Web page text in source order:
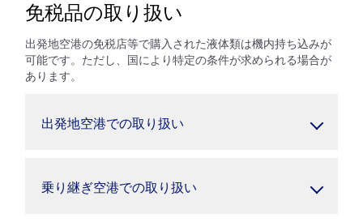
免税品の取り扱い
出発地空港の免税店等で購入された液体類は機内持ち込みが
可能です。ただし、国により特定の条件が求められる場合が
あります。
出発地空港での取り扱い
乗り継ぎ空港での取り扱い